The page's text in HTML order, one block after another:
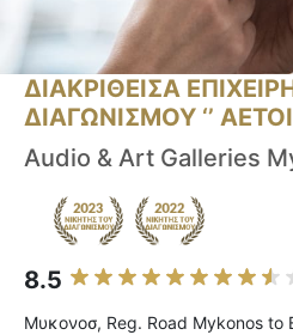
ΔΙΑΚΡΙΘΕΙΣΑ
ΔΙΑΓΩΝΙΣΜΟΥ ‘’ ΑΕΤΟΙ
Audio & Art Galleries
8.5
Μυκονοσ, Reg. Road Mykonos to